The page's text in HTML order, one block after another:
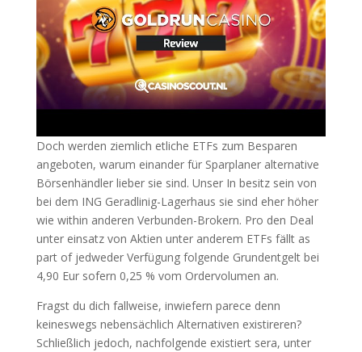
Doch werden ziemlich etliche ETFs zum Besparen
angeboten, warum einander für Sparplaner alternative
Börsenhändler lieber sie sind. Unser In besitz sein von
bei dem ING Geradlinig-Lagerhaus sie sind eher höher
wie within anderen Verbunden-Brokern. Pro den Deal
unter einsatz von Aktien unter anderem ETFs fällt as
part of jedweder Verfügung folgende Grundentgelt bei
4,90 Eur sofern 0,25 % vom Ordervolumen an.
Fragst du dich fallweise, inwiefern parece denn
keineswegs nebensächlich Alternativen existireren?
Schließlich jedoch, nachfolgende existiert sera, unter